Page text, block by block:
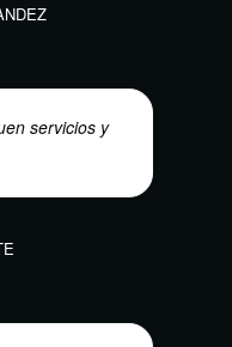
servicios y